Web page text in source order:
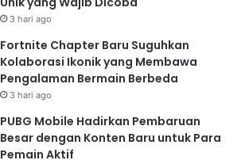
3 hari ago
Fortnite Chapter Baru Suguhkan
Kolaborasi Ikonik yang Membawa
Pengalaman Bermain Berbeda
3 hari ago
PUBG Mobile Hadirkan Pembaruan
Besar dengan Konten Baru untuk Para
Pemain Aktif